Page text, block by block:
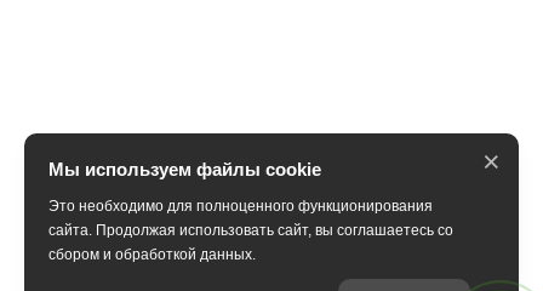
ПОЯВИЛИСЬ ВОПРОСЫ?
Мы используем файлы cookie
Это необходимо для полноценного функционирования
сайта. Продолжая использовать сайт, вы соглашаетесь со
сбором и обработкой данных.
×